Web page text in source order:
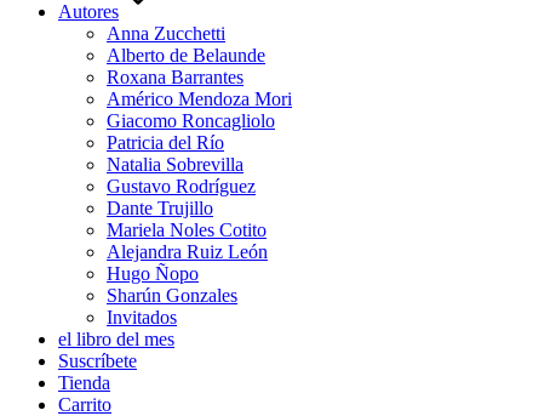
Autores
Anna Zucchetti
Alberto de Belaunde
Roxana Barrantes
Américo Mendoza Mori
Giacomo Roncagliolo
Patricia del Río
Natalia Sobrevilla
Gustavo Rodríguez
Dante Trujillo
Mariela Noles Cotito
Alejandra Ruiz León
Hugo Ñopo
Sharún Gonzales
Invitados
el libro del mes
Suscríbete
Tienda
Carrito